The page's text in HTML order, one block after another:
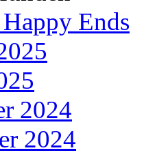
Ends
2024
2024